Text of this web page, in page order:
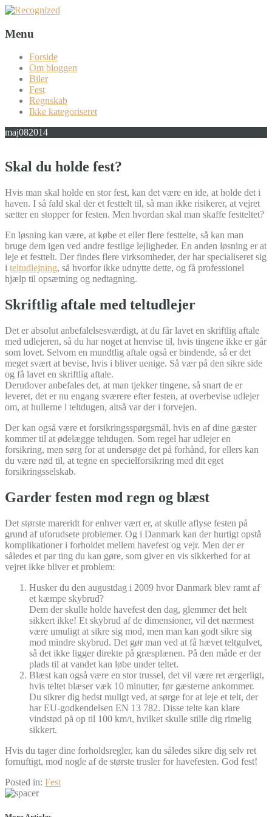
Menu
Forside
Om bloggen
Biler
Fest
Regnskab
Ikke kategoriseret
maj082014
Skal du holde fest?
Hvis man skal holde en stor fest, kan det være en ide, at holde det i
haven. I så fald skal der et festtelt til, så man ikke risikerer, at vejret
sætter en stopper for festen. Men hvordan skal man skaffe festteltet?
En løsning kan være, at købe et eller flere festtelte, så kan man
bruge dem igen ved andre festlige lejligheder. En anden løsning er at
leje et festtelt. Der findes flere virksomheder, der har specialiseret sig
i teltudlejning, så hvorfor ikke udnytte dette, og få professionel
hjælp til opsætning og nedtagning.
Skriftlig aftale med teltudlejer
Det er absolut anbefalelsesværdigt, at du får lavet en skriftlig aftale
med udlejeren, så du har noget at henvise til, hvis tingene ikke er går
som lovet. Selvom en mundtlig aftale også er bindende, så er det
meget svært at bevise, hvis i bliver uenige. Så vær på den sikre side
og få lavet en skriftlig aftale.
Derudover anbefales det, at man tjekker tingene, så snart de er
leveret, det er nu engang sværere efter festen, at overbevise udlejer
om, at hullerne i teltdugen, altså var der i forvejen.
Der kan også være et forsikringsspørgsmål, hvis en af dine gæster
kommer til at ødelægge teltdugen. Som regel har udlejer en
forsikring, men sørg for at undersøge det på forhånd, for ellers kan
du være nød til, at tegne en specielforsikring med dit eget
forsikringsselskab.
Garder festen mod regn og blæst
Det største mareridt for enhver vært er, at skulle aflyse festen på
grund af uforudsete problemer. Og i Danmark kan der hurtigt opstå
komplikationer i forholdet mellem havefest og vejr. Men der er
således et par ting du kan gøre, som giver en vis sikkerhed for at
vejret ikke bliver et problem:
Husker du den augustdag i 2009 hvor Danmark blev ramt af
et kæmpe skybrud?
Dem der skulle holde havefest den dag, glemmer det helt
sikkert ikke! Et skybrud af de dimensioner, vil det nærmest
være umuligt at sikre sig mod, men man kan godt sikre sig
mod mindre skybrud. Det gør man ved at få hævet teltgulvet,
så det ikke ligger direkte på græsplænen. På den måde er der
plads til at vandet kan løbe under teltet.
Blæst kan også være en stor trussel, det vil være ret ærgerligt,
hvis teltet blæser væk 10 minutter, før gæsterne ankommer.
Du sikrer dig bedst muligt ved, at sørge for at leje et telt, der
har EU-godkendelsen EN 13 782. Disse telte kan klare
vindstød på op til 100 km/t, hvilket skulle stille dig rimelig
sikkert.
Hvis du tager dine forholdsregler, kan du således sikre dig selv ret
fornuftigt, mod nogle af de største trusler for havefesten. God fest!
Posted in: Fest